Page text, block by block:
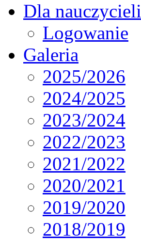
Dla nauczycieli
Logowanie
Galeria
2025/2026
2024/2025
2023/2024
2022/2023
2021/2022
2020/2021
2019/2020
2018/2019